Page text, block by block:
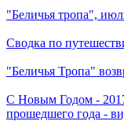
"Беличья тропа",
Сводка по
"Беличья Тропа"
С Новым Годом -
прошедшего года -